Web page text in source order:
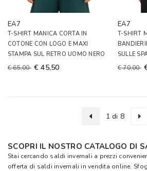
EA7
T-SHIRT MANICA CORTA IN
COTONE CON LOGO E MAXI
STAMPA SUL RETRO UOMO NERO
€ 65,00 € 45,50
EA7
T-SHIRT
SULLE
€ 70,00
1 di 8
SCOPRI IL NOSTRO CATALOGO DI
Stai cercando saldi invernali a prezzi
offerta di saldi invernali in vendita online.